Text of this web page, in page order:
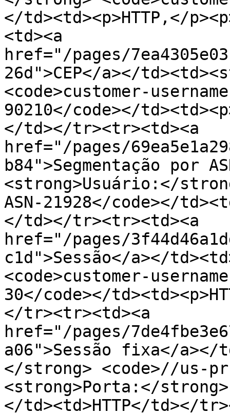
</td><td><p>HTTP,</
<td><a
href="/pages/
26d">CEP</a></
<code>customer-
90210</code></
</td></tr><tr><td><a
href="/pages/
b84">Segmentação por
<strong>Usuário:</
ASN-21928</code></
</td></tr><tr><td><a
href="/pages/
c1d">Sessão</a></
<code>customer-
30</code></
</tr><tr><td><a
href="/pages/
a06">Sessão fixa</a></
</strong> <code>//us-
<strong>Porta:</strong>
</td><td>HTTP</td></